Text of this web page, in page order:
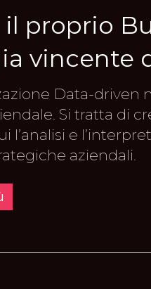
il proprio
vincente
Data-
Si tratta di
l’analisi e
aziendali.